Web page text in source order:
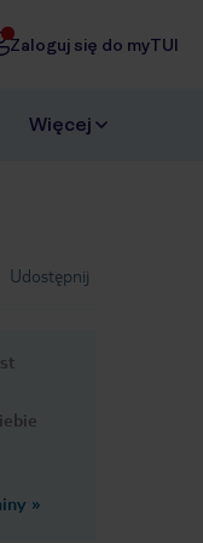
Zaloguj się do myTUI
Więcej
Udostępnij
»